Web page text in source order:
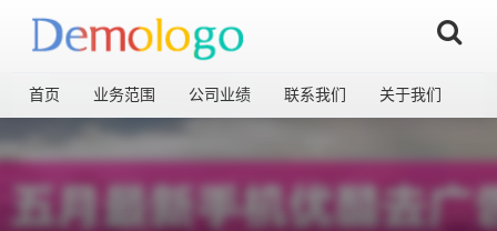
首页 业务范围 公司业绩 联系我们 关于我们